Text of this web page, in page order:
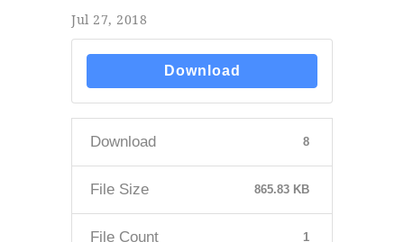
Jul 27, 2018
Download
Download 8
File Size 865.83 KB
File Count 1